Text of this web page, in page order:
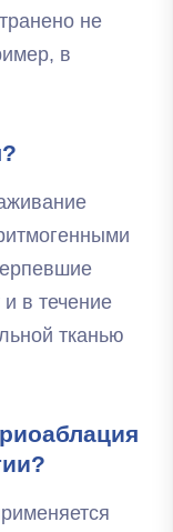
не
в
в течение
тканью